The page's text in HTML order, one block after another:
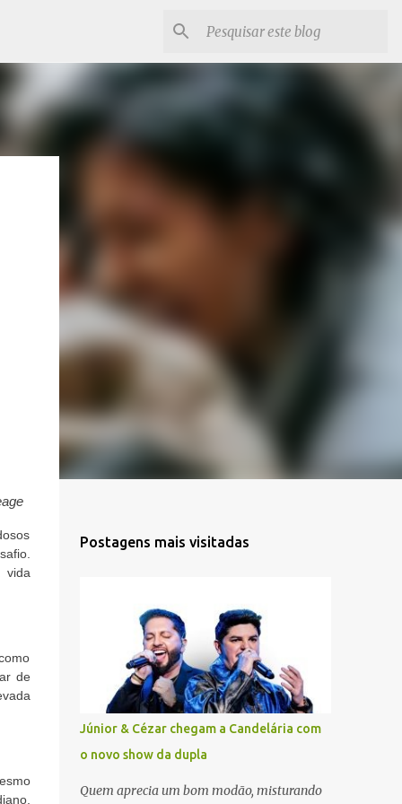
vida
de
Postagens mais visitadas
Júnior & Cézar chegam a Candelária com
o novo show da dupla
Quem aprecia um bom modão, misturando